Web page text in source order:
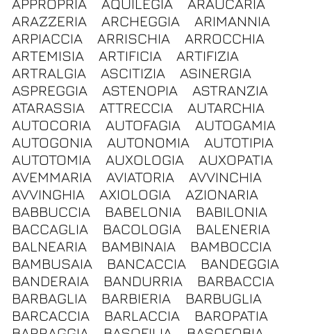
APPROPRIA
AQUILEGIA
ARAUCARIA
ARAZZERIA
ARCHEGGIA
ARIMANNIA
ARPIACCIA
ARRISCHIA
ARROCCHIA
ARTEMISIA
ARTIFICIA
ARTIFIZIA
ARTRALGIA
ASCITIZIA
ASINERGIA
ASPREGGIA
ASTENOPIA
ASTRANZIA
ATARASSIA
ATTRECCIA
AUTARCHIA
AUTOCORIA
AUTOFAGIA
AUTOGAMIA
AUTOGONIA
AUTONOMIA
AUTOTIPIA
AUTOTOMIA
AUXOLOGIA
AUXOPATIA
AVEMMARIA
AVIATORIA
AVVINCHIA
AVVINGHIA
AXIOLOGIA
AZIONARIA
BABBUCCIA
BABELONIA
BABILONIA
BACCAGLIA
BACOLOGIA
BALENERIA
BALNEARIA
BAMBINAIA
BAMBOCCIA
BAMBUSAIA
BANCACCIA
BANDEGGIA
BANDERAIA
BANDURRIA
BARBACCIA
BARBAGLIA
BARBIERIA
BARBUGLIA
BARCACCIA
BARLACCIA
BAROPATIA